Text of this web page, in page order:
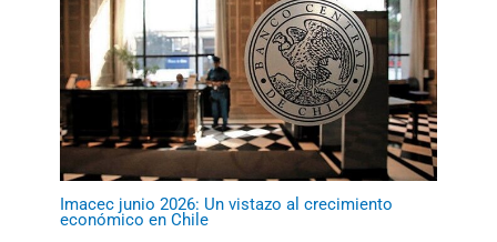
Imacec junio 2026: Un vistazo al crecimiento
económico en Chile